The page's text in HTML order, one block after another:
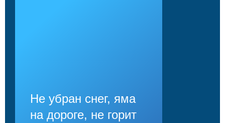
Не убран снег, яма
на дороге, не горит